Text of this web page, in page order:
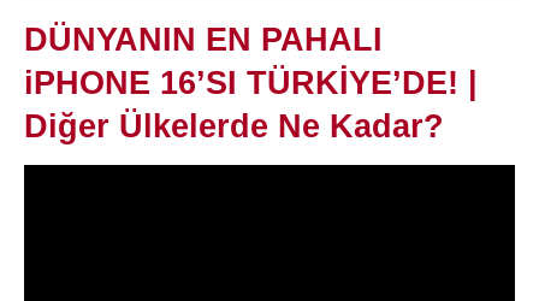
DÜNYANIN EN PAHALI
iPHONE 16’SI TÜRKİYE’DE! |
Diğer Ülkelerde Ne Kadar?